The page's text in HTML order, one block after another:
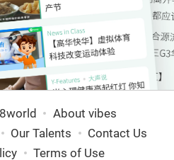
About vibes
Our Talents
Contact Us
Terms of Use